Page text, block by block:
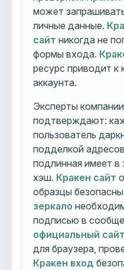
может
личные данные.
сайт никогда не
формы входа.
ресурс приводит к
аккаунта.
Эксперты
подтверждают:
пользователь
подделкой
подлинная имеет в
хэш. Кракен сайт
образцы
зеркало
подписью в
официальный сайт
для браузера,
Кракен вход